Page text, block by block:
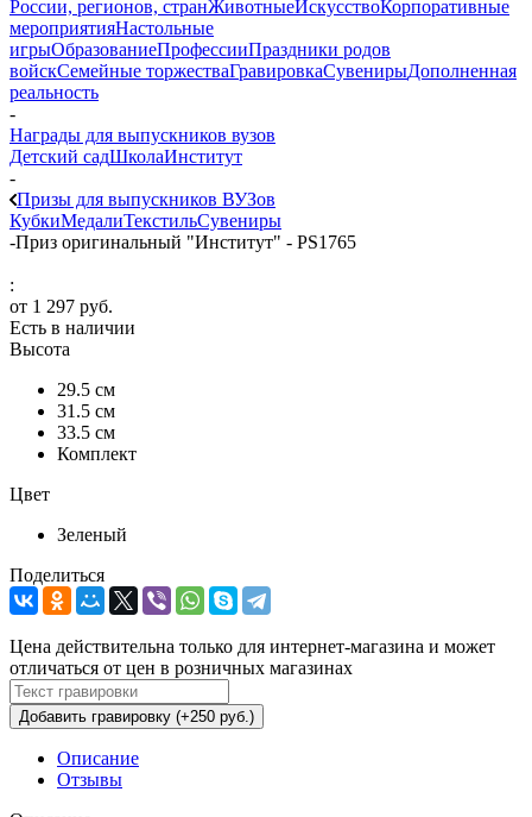
России, регионов, странЖивотныеИскусствоКорпоративные
мероприятияНастольные
игрыОбразованиеПрофессииПраздники родов
войскСемейные торжестваГравировкаСувенирыДополненная
реальность
-
Награды для выпускников вузов
Детский садШколаИнститут
-
Призы для выпускников ВУЗов
КубкиМедалиТекстильСувениры
-Приз оригинальный "Институт" - PS1765
:
от 1 297 руб.
Есть в наличии
Высота
29.5 см
31.5 см
33.5 см
Комплект
Цвет
Зеленый
Поделиться
Цена действительна только для интернет-магазина и может
отличаться от цен в розничных магазинах
Добавить гравировку (+250 руб.)
Описание
Отзывы